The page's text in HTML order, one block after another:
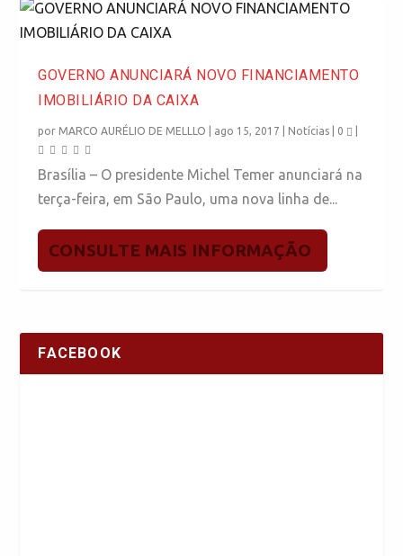
GOVERNO ANUNCIARÁ NOVO FINANCIAMENTO
IMOBILIÁRIO DA CAIXA
por MARCO AURÉLIO DE MELLLO ago 15, 2017 Notícias 0
Brasília – O presidente Michel Temer anunciará na
terça-feira, em São Paulo, uma nova linha de...
CONSULTE MAIS INFORMAÇÃO
FACEBOOK